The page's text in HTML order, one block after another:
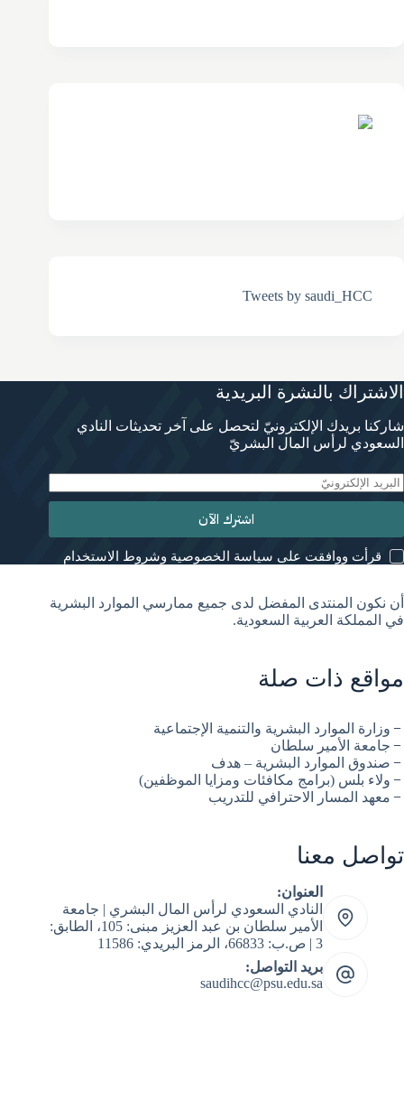
Tweets by saudi_HCC
الاشتراك بالنشرة البريدية
شاركنا بريدك الإلكترونيّ لتحصل على آخر تحديثات النادي
السعودي لرأس المال البشريّ
اشترك الآن
قرأت ووافقت على سياسة الخصوصية وشروط الاستخدام
أن نكون المنتدى المفضل لدى جميع ممارسي الموارد البشرية
في المملكة العربية السعودية.
مواقع ذات صلة
وزارة الموارد البشرية والتنمية الإجتماعية
جامعة الأمير سلطان
صندوق الموارد البشرية – هدف
ولاء بلس (برامج مكافئات ومزايا الموظفين)
معهد المسار الاحترافي للتدريب
تواصل معنا
العنوان:
النادي السعودي لرأس المال البشري | جامعة
الأمير سلطان بن عبد العزيز مبنى: 105، الطابق:
3 | ص.ب: 66833، الرمز البريدي: 11586
بريد التواصل:
saudihcc@psu.edu.sa